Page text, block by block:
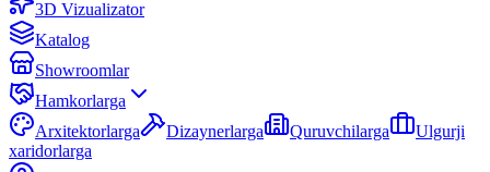
3D Vizualizator
Katalog
Showroomlar
Hamkorlarga
Arxitektorlarga
Dizaynerlarga Quruvchilarga
Ulgurji
xaridorlarga